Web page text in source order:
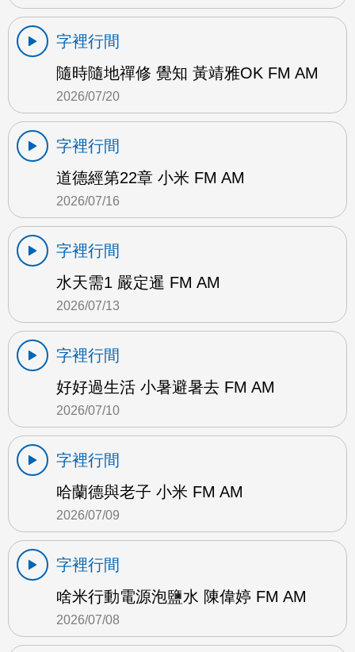
字裡行間
隨時隨地禪修 覺知 黃靖雅OK FM AM
2026/07/20
字裡行間
道德經第22章 小米 FM AM
2026/07/16
字裡行間
水天需1 嚴定暹 FM AM
2026/07/13
字裡行間
好好過生活 小暑避暑去 FM AM
2026/07/10
字裡行間
哈蘭德與老子 小米 FM AM
2026/07/09
字裡行間
啥米行動電源泡鹽水 陳偉婷 FM AM
2026/07/08